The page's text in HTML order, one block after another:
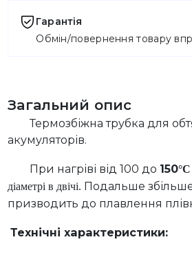
Гарантія
Обмін/повернення товару
Загальний опис
Термозбіжна трубка для
акумуляторів.
При нагріві від 100 до 150°C
діаметрі в двічі. Подальше
призводить до плавлення
Технічні характеристики: